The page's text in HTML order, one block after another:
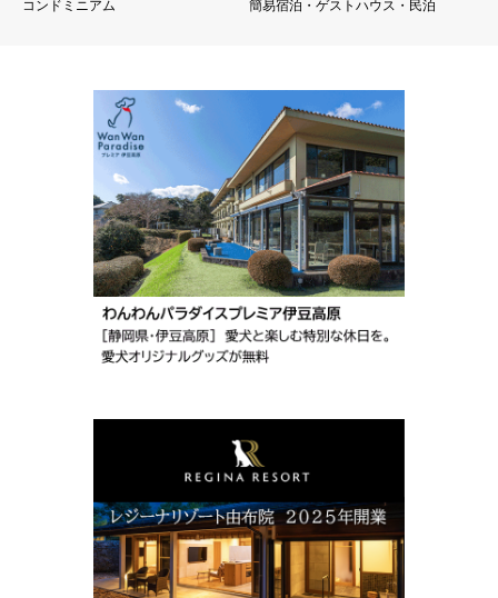
コンドミニアム 簡易宿泊・ゲストハウス・民泊